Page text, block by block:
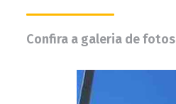
Confira a galeria de fotos